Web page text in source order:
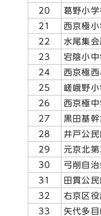
20
葛野小学
21
西京極
22
水尾集会
23
宕陰小
24
西京極
25
嵯峨野
26
西京極
27
黒田基
28
井戸公民
29
元京北
30
弓削自
31
田貫公民
32
右京区
33
矢代多